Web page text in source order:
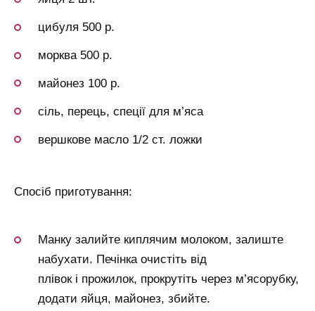
цибуля 500 р.
морква 500 р.
майонез 100 р.
сіль, перець, спеції для м’яса
вершкове масло 1/2 ст. ложки
Спосіб приготування:
Манку залийте киплячим молоком, залиште
набухати. Печінка очистіть від
плівок і прожилок, прокрутіть через м’ясорубку,
додати яйця, майонез, збийте.